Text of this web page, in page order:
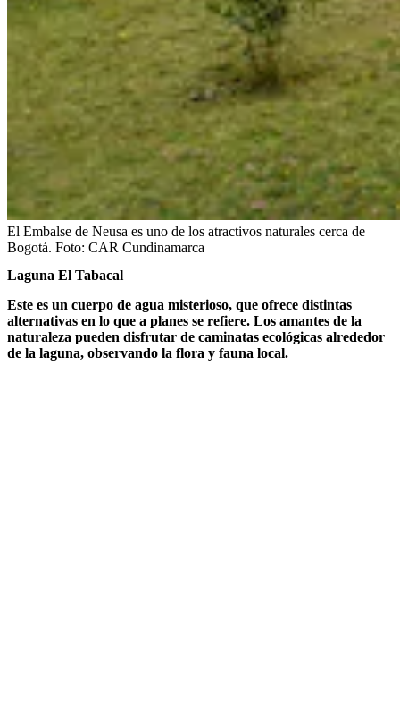
El Embalse de Neusa es uno de los atractivos naturales cerca de
Bogotá. Foto: CAR Cundinamarca
Laguna El Tabacal
Este es un cuerpo de agua misterioso, que ofrece distintas
alternativas en lo que a planes se refiere. Los amantes de la
naturaleza pueden disfrutar de caminatas ecológicas alrededor
de la laguna, observando la flora y fauna local.